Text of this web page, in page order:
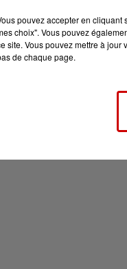
tenu du refus du
nous donner votre
pouvez accepter en cliquant
choix". Vous pouvez
site. Vous pouvez mettre à jour
de chaque page.